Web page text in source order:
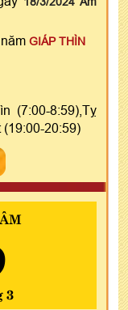
, năm GIÁP THÌN
(7:00-8:59),Tỵ
(19:00-20:59)
3